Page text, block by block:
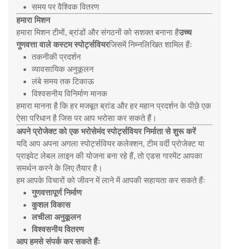
समय पर वैश्विक वितरण
हमारा मिशन
हमारा मिशन टीमों, ब्रांडों और संगठनों को सशक्त बनाना हैउच्च
गुणवत्ता वाले कस्टम स्पोर्ट्सवियरजिसमें निम्नलिखित शामिल हैंः
तकनीकी प्रदर्शन
व्यावसायिक अनुकूलन
लंबे समय तक टिकाऊ
विश्वसनीय विनिर्माण मानक
हमारा मानना है कि हर मजबूत ब्रांड और हर महान प्रदर्शन के पीछे एक
ऐसा परिधान है जिस पर आप भरोसा कर सकते हैं।
अपने प्रोजेक्ट को एक भरोसेमंद स्पोर्ट्सवियर निर्माता से शुरू करें
यदि आप अपना अगला स्पोर्ट्सवियर कलेक्शन, टीम वर्दी प्रोजेक्ट या
प्राइवेट लेबल लाइन की योजना बना रहे हैं, तो एडस गारमेंट आपका
समर्थन करने के लिए तैयार है।
हम आपके विचारों को जीवन में लाने में आपकी सहायता कर सकते हैंः
गुणवत्तापूर्ण निर्माण
कुशल विकास
लचीला अनुकूलन
विश्वसनीय वितरण
आप हमसे संपर्क कर सकते हैंः